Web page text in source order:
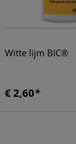
Witte lijm BIC®
€ 2,60